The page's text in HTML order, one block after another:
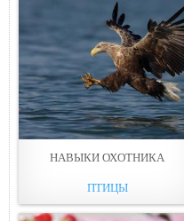
НАВЫКИ ОХOТНИКА
ПТИЦЫ